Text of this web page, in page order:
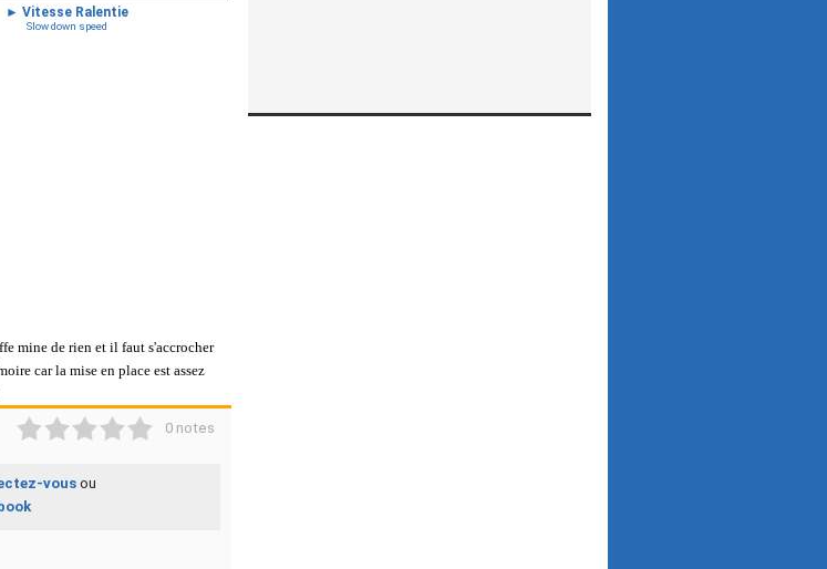
► Vitesse Ralentie
Slow down speed
mine de rien et il faut s'accrocher
car la mise en place est assez
0 notes
vousou